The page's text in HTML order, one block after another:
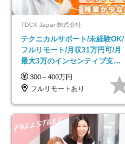
TDCX Japan株式会社
テクニカルサポート/未経験OK/
フルリモート/月収31万円可/月
最大3万のインセンティブ支給/
平均年齢33歳
300～400万円
フルリモートあり